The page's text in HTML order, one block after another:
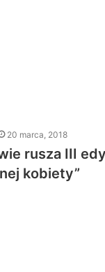
20 marca, 2018
rusza III
kobiety”